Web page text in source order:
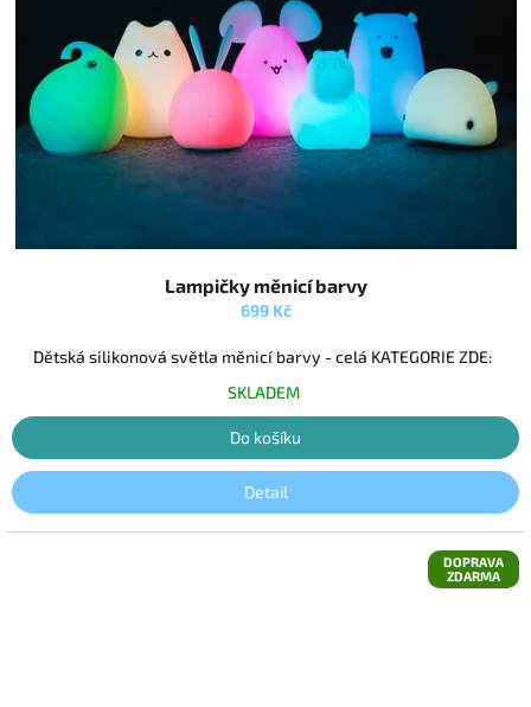
hodnocení
produktu
5,0
5
Lampičky měnicí barvy
699 Kč
Dětská silikonová světla měnicí barvy - celá KATEGORIE ZDE:
SKLADEM
Do košíku
Detail
DOPRAVA
ZDARMA